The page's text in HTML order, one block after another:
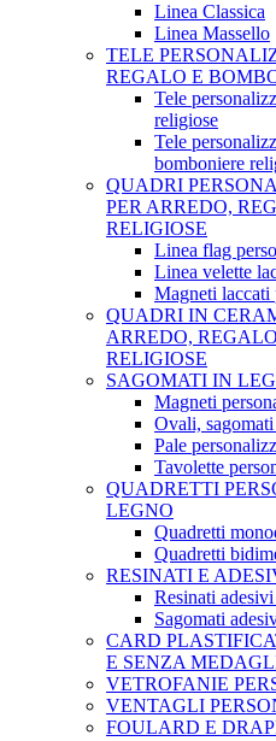
Linea Classica
Linea Massello
TELE
REGALO E
Tele
religiose
Tele
bomboniere
QUADRI
PER ARREDO,
RELIGIOSE
Linea flag
Linea velette
Magneti laccati
QUADRI IN
ARREDO,
RELIGIOSE
SAGOMATI IN
Magneti
Ovali,
Pale
Tavolette
QUADRETTI
LEGNO
Quadretti
Quadretti
RESINATI E
Resinati
Sagomati
CARD
E SENZA
VETROFANIE
VENTAGLI
FOULARD E